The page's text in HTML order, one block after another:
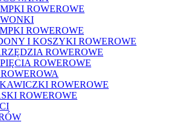
ROWEROWE
ROWEROWE
I KOSZYKI ROWEROWE
ROWEROWE
ROWEROWE
ROWEROWE
ROWEROWE